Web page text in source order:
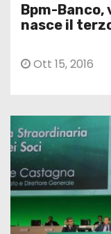
Bpm-Banco,
nasce il
Ott 15, 2016